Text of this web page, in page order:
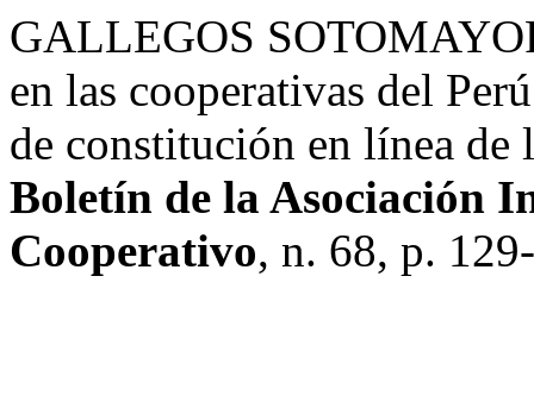
GALLEGOS
en las cooperativas del
de constitución en línea de
Boletín de la Asociación
Cooperativo, n. 68, p.